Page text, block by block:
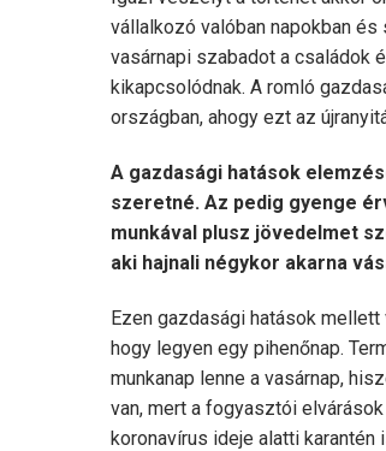
vállalkozó valóban napokban és
vasárnapi szabadot a családok
kikapcsolódnak. A romló
országban, ahogy ezt az
A gazdasági hatások
szeretné. Az pedig gyenge
munkával plusz jövedelmet
aki hajnali négykor akarna
Ezen gazdasági hatások
hogy legyen egy pihenőnap.
munkanap lenne a vasárnap,
van, mert a fogyasztói
koronavírus ideje alatti karantén